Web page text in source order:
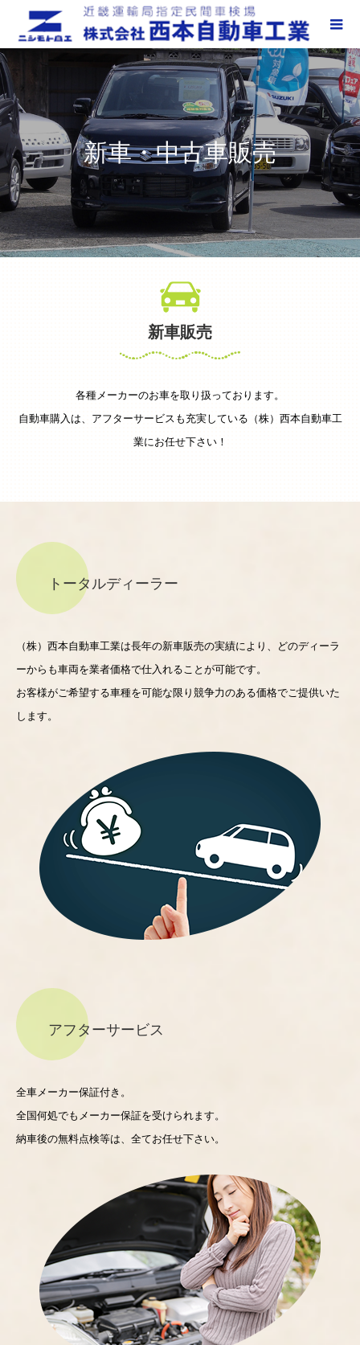
新車・中古車販売
新車販売
各種メーカーのお車を取り扱っております。
自動車購入は、アフターサービスも充実している（株）西本自動車工
業にお任せ下さい！
トータルディーラー
（株）西本自動車工業は長年の新車販売の実績により、どのディーラ
ーからも車両を業者価格で仕入れることが可能です。
お客様がご希望する車種を可能な限り競争力のある価格でご提供いた
します。
アフターサービス
全車メーカー保証付き。
全国何処でもメーカー保証を受けられます。
納車後の無料点検等は、全てお任せ下さい。